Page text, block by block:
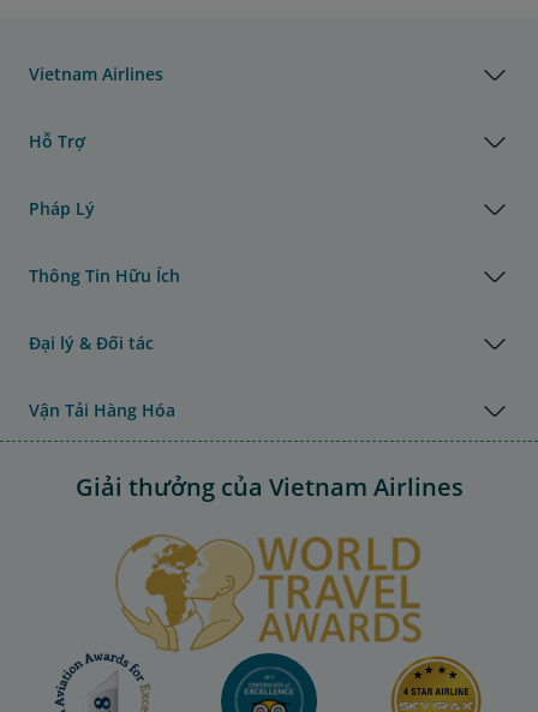
Vietnam Airlines
Hỗ Trợ
Pháp Lý
Thông Tin Hữu Ích
Đại lý & Đối tác
Vận Tải Hàng Hóa
Giải thưởng của Vietnam Airlines